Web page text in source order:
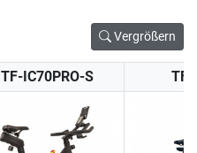
Vergrößern
TF-IC70PRO-S TF-